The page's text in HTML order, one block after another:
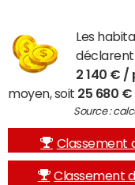
Les
déclarent
2 140 € /
moyen, soit 25 680 €
Source :
Classement
Classement